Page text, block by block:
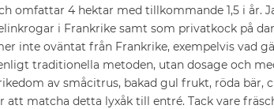
omfattar 4 hektar med tillkommande 1,5 i år.
i Frankrike samt som privatkock på
inte oväntat från Frankrike, exempelvis vad
traditionella metoden, utan dosage och
av småcitrus, bakad gul frukt, röda bär,
matcha detta lyxåk till entré. Tack vare